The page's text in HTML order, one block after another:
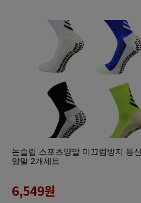
논슬립 스포츠양말 미끄럼방지 등
양말 2개세트
6,549원